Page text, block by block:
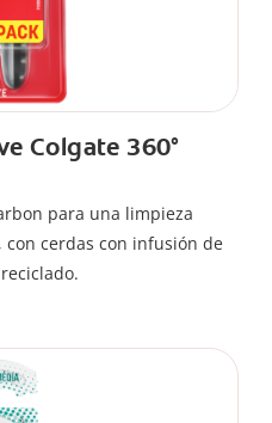
Colgate 360°
para una limpieza
cerdas con infusión de